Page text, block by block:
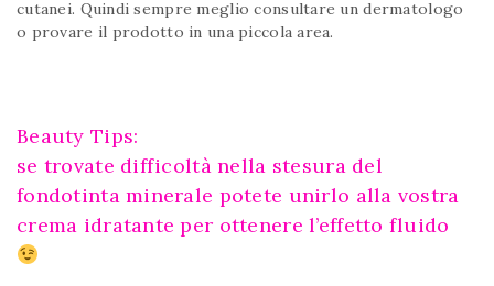
cutanei. Quindi sempre meglio consultare un dermatologo
o provare il prodotto in una piccola area.
Beauty Tips:
se trovate difficoltà nella stesura del
fondotinta minerale potete unirlo alla vostra
crema idratante per ottenere l’effetto fluido